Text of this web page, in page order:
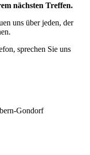
nächsten Treffen.
uns über jeden, der
sprechen Sie uns
Gondorf